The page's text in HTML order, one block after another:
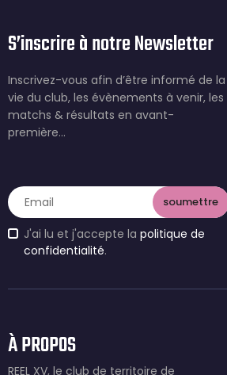
S’inscrire à notre Newsletter
Inscrivez-vous afin d’être informé de la
vie du club, les évènements à venir, les
matchs & résultats en avant-
première…
J'ai lu et j'accepte la politique de
confidentialité.
À PROPOS
REEL XV, le club de territoire de